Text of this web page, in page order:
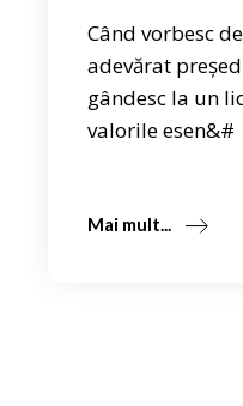
Când vorbesc
adevărat
gândesc la un
valorile esen&#
Mai mult...